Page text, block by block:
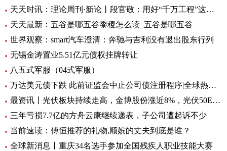
天天时讯：理论周刊·新论丨段官敬：用好“千万工程”这个乡村振兴“金钥匙”
天天最新：五谷是哪五谷黍稷怎么读_五谷是哪五谷
世界观察：smart汽车澄清：奔驰与吉利没有退出股东行列
无锡金涛置业5.51亿元债权挂牌转让
八五式军服（04式军服）
万达美元债下跌 此前证监会中止公司债注册程序|全球热资讯
最资讯丨光伏板块持续走高，金博股份涨近8%，光伏50ETF（516880）6月8日来累计反弹近10%丨ETF观察
三年亏损7.7亿的方舟云康继续递表，子公司遭起诉不少
当前速读：傅恒推荐的礼物,顺嫔的丈夫到底是谁？
全球新消息丨重庆34名选手参加全国残疾人职业技能大赛